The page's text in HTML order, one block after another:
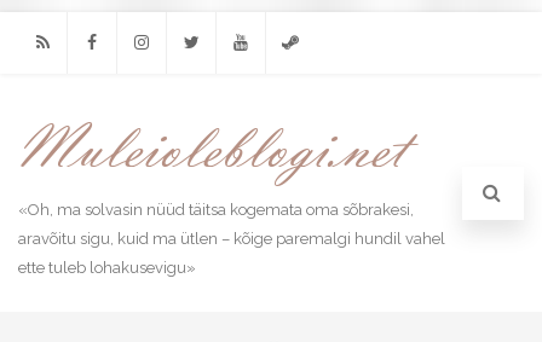
«Oh, ma solvasin nüüd täitsa kogemata oma sõbrakesi,
aravõitu sigu, kuid ma ütlen – kõige paremalgi hundil vahel
ette tuleb lohakusevigu»